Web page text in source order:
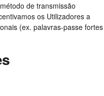
de transmissão
os Utilizadores a
(ex. palavras-passe fortes